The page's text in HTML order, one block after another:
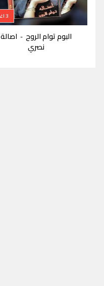
3 اغاني
البوم توام الروح- اصالة
نصري